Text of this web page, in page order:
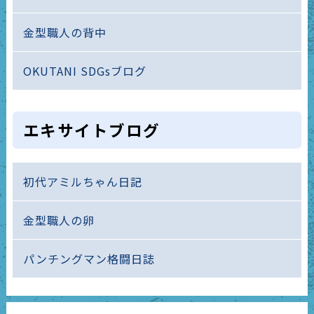
金型職人の背中
OKUTANI SDGsブログ
エキサイトブログ
初代アミルちゃん日記
金型職人の卵
パンチングマン格闘日誌